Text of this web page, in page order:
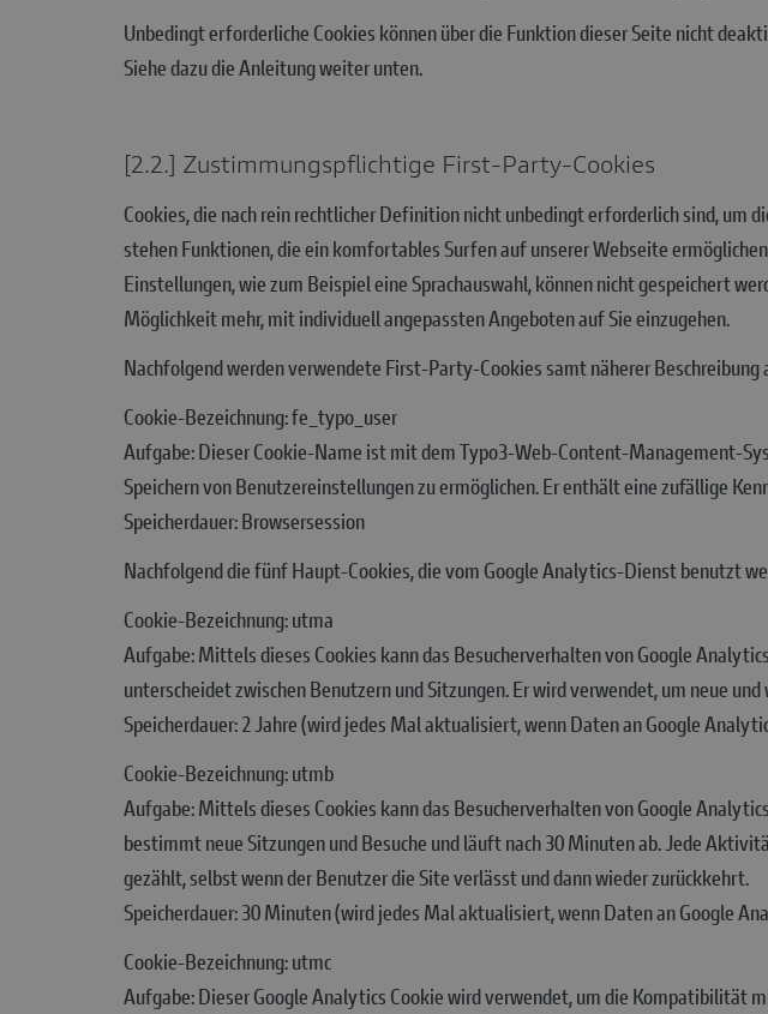
Unbedingt erforderliche Cookies können über die Funktion dieser Seite nicht
Siehe dazu die Anleitung weiter unten.
[2.2.] Zustimmungspflichtige First-Party-Cookies
Cookies, die nach rein rechtlicher Definition nicht unbedingt erforderlich sind, um
stehen Funktionen, die ein komfortables Surfen auf unserer Webseite
Einstellungen, wie zum Beispiel eine Sprachauswahl, können nicht gespeichert
Möglichkeit mehr, mit individuell angepassten Angeboten auf Sie einzugehen.
Nachfolgend werden verwendete First-Party-Cookies samt näherer Beschreibung
Cookie-Bezeichnung: fe_typo_user
Aufgabe: Dieser Cookie-Name ist mit dem Typo3-Web-Content-Management-
Speichern von Benutzereinstellungen zu ermöglichen. Er enthält eine zufällige
Speicherdauer: Browsersession
Nachfolgend die fünf Haupt-Cookies, die vom Google Analytics-Dienst benutzt
Cookie-Bezeichnung: utma
Aufgabe: Mittels dieses Cookies kann das Besucherverhalten von Google
unterscheidet zwischen Benutzern und Sitzungen. Er wird verwendet, um neue
Speicherdauer: 2 Jahre (wird jedes Mal aktualisiert, wenn Daten an Google
Cookie-Bezeichnung: utmb
Aufgabe: Mittels dieses Cookies kann das Besucherverhalten von Google
bestimmt neue Sitzungen und Besuche und läuft nach 30 Minuten ab. Jede
gezählt, selbst wenn der Benutzer die Site verlässt und dann wieder zurückkehrt.
Speicherdauer: 30 Minuten (wird jedes Mal aktualisiert, wenn Daten an Google
Cookie-Bezeichnung: utmc
Aufgabe: Dieser Google Analytics Cookie wird verwendet, um die Kompatibilität